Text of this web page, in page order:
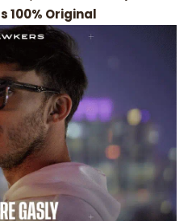
100% Original